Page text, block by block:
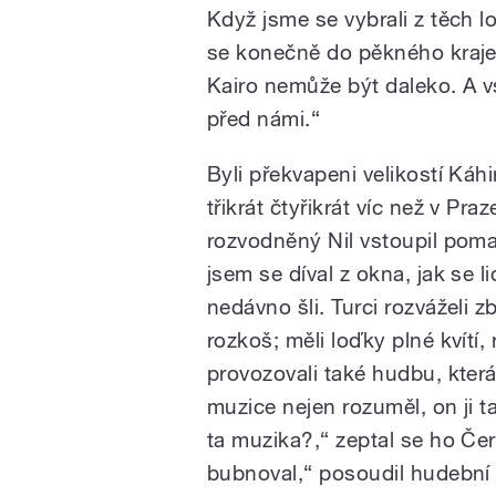
Když jsme se vybrali z těch
se konečně do pěkného
Kairo nemůže být daleko. A
před námi.“
Byli překvapeni velikostí
třikrát čtyřikrát víc než v
rozvodněný Nil vstoupil
jsem se díval z okna, jak se
nedávno šli. Turci rozváželi
rozkoš; měli loďky plné kvítí,
provozovali také hudbu,
muzice nejen rozuměl, on ji
ta muzika?,“ zeptal se ho
bubnoval,“ posoudil